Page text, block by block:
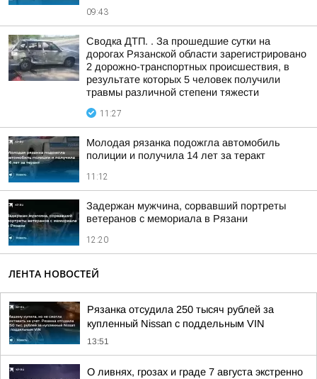
09:43
Сводка ДТП. . За прошедшие сутки на
дорогах Рязанской области зарегистрировано
2 дорожно-транспортных происшествия, в
результате которых 5 человек получили
травмы различной степени тяжести
11:27
Молодая рязанка подожгла автомобиль
полиции и получила 14 лет за теракт
11:12
Задержан мужчина, сорвавший портреты
ветеранов с мемориала в Рязани
12:20
ЛЕНТА НОВОСТЕЙ
Рязанка отсудила 250 тысяч рублей за
купленный Nissan с поддельным VIN
13:51
О ливнях, грозах и граде 7 августа экстренно